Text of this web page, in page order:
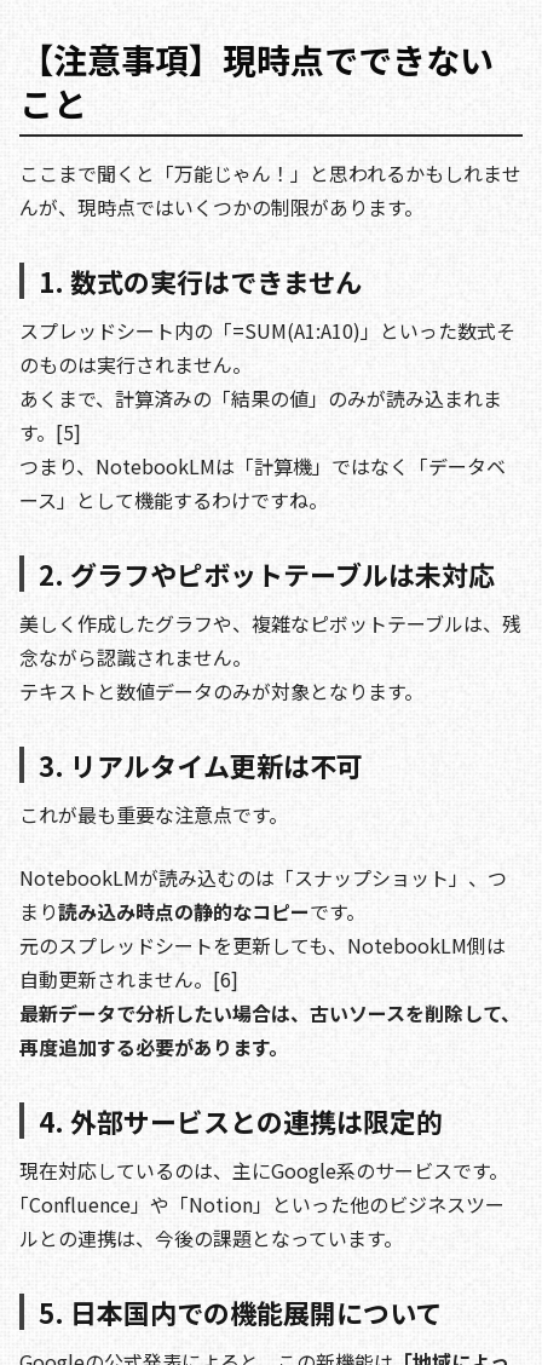
【注意事項】現時点でできない
こと
ここまで聞くと「万能じゃん！」と思われるかもしれませ
んが、現時点ではいくつかの制限があります。
1. 数式の実行はできません
スプレッドシート内の「=SUM(A1:A10)」といった数式そ
のものは実行されません。
あくまで、計算済みの「結果の値」のみが読み込まれま
す。[5]
つまり、NotebookLMは「計算機」ではなく「データベ
ース」として機能するわけですね。
2. グラフやピボットテーブルは未対応
美しく作成したグラフや、複雑なピボットテーブルは、残
念ながら認識されません。
テキストと数値データのみが対象となります。
3. リアルタイム更新は不可
これが最も重要な注意点です。
NotebookLMが読み込むのは「スナップショット」、つ
まり読み込み時点の静的なコピーです。
元のスプレッドシートを更新しても、NotebookLM側は
自動更新されません。[6]
最新データで分析したい場合は、古いソースを削除して、
再度追加する必要があります。
4. 外部サービスとの連携は限定的
現在対応しているのは、主にGoogle系のサービスです。
｢Confluence」や「Notion」といった他のビジネスツー
ルとの連携は、今後の課題となっています。
5. 日本国内での機能展開について